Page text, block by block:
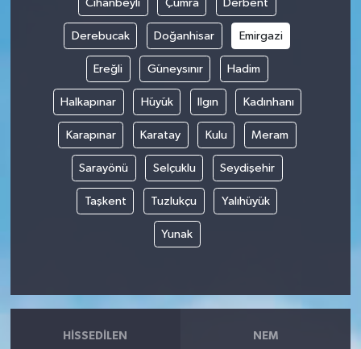
Cihanbeyli Çumra Derbent
Derebucak Doğanhisar Emirgazi
Ereğli Güneysınır Hadim
Halkapınar Hüyük Ilgın Kadınhanı
Karapınar Karatay Kulu Meram
Sarayönü Selçuklu Seydişehir
Taşkent Tuzlukçu Yalıhüyük
Yunak
HISSEDILEN NEM